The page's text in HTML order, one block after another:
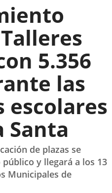
5.356
las
escolares
Santa
de plazas se
y llegará a los 13
Municipales de